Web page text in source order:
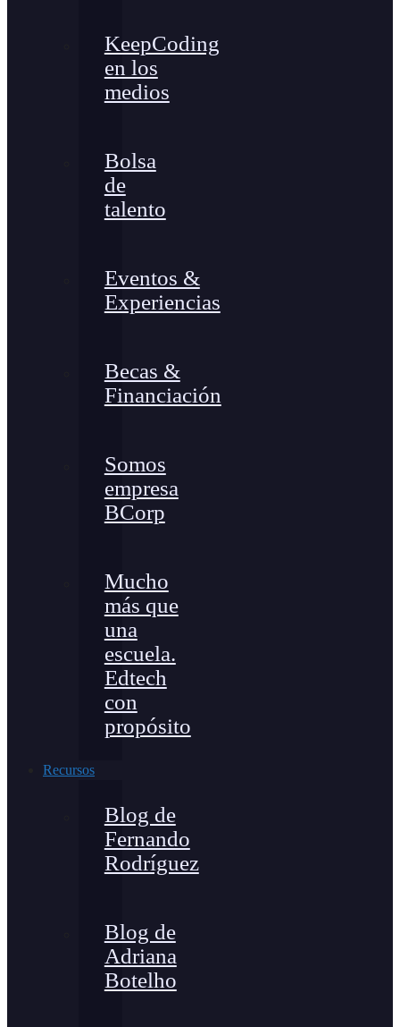
KeepCoding
en los
medios
Bolsa
de
talento
Eventos &
Experiencias
Becas &
Financiación
Somos
empresa
BCorp
Mucho
más que
una
escuela.
Edtech
con
propósito
Recursos
Blog de
Fernando
Rodríguez
Blog de
Adriana
Botelho